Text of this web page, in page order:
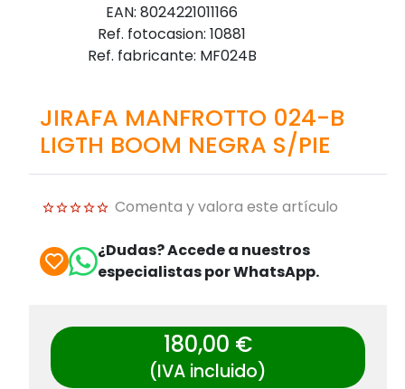
EAN: 8024221011166
Ref. fotocasion: 10881
Ref. fabricante: MF024B
JIRAFA MANFROTTO 024-B
LIGTH BOOM NEGRA S/PIE
Comenta y valora este artículo
¿Dudas? Accede a nuestros
especialistas por WhatsApp.
180,00 €
(IVA incluido)